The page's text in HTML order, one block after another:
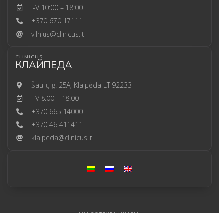
I-V 10:00 – 18:00
+370 670 17111
vilnius@clinicus.lt
CLINICUS
КЛАЙПЕДА
Šaulių g. 25A, Klaipėda LT 92233
I-V 8.00 – 18.00
+370 665 14000
+370 46 411411
klaipeda@clinicus.lt